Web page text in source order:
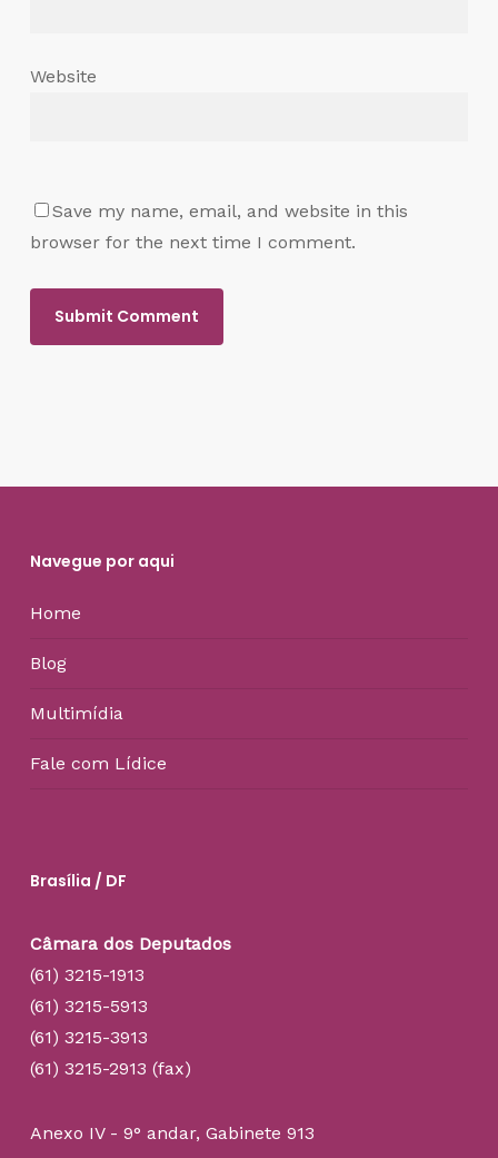
Website
Save my name, email, and website in this
browser for the next time I comment.
Navegue por aqui
Home
Blog
Multimídia
Fale com Lídice
Brasília / DF
Câmara dos Deputados
(61) 3215-1913
(61) 3215-5913
(61) 3215-3913
(61) 3215-2913 (fax)
Anexo IV - 9° andar, Gabinete 913